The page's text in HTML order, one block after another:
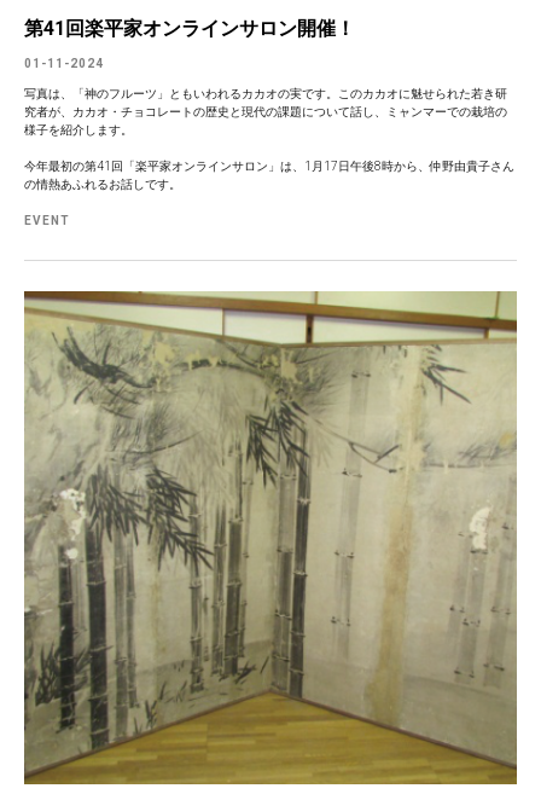
第41回楽平家オンラインサロン開催！
01-11-2024
写真は、「神のフルーツ」ともいわれるカカオの実です。このカカオに魅せられた若き研
究者が、カカオ・チョコレートの歴史と現代の課題について話し、ミャンマーでの栽培の
様子を紹介します。
今年最初の第41回「楽平家オンラインサロン」は、1月17日午後8時から、仲野由貴子さん
の情熱あふれるお話しです。
EVENT